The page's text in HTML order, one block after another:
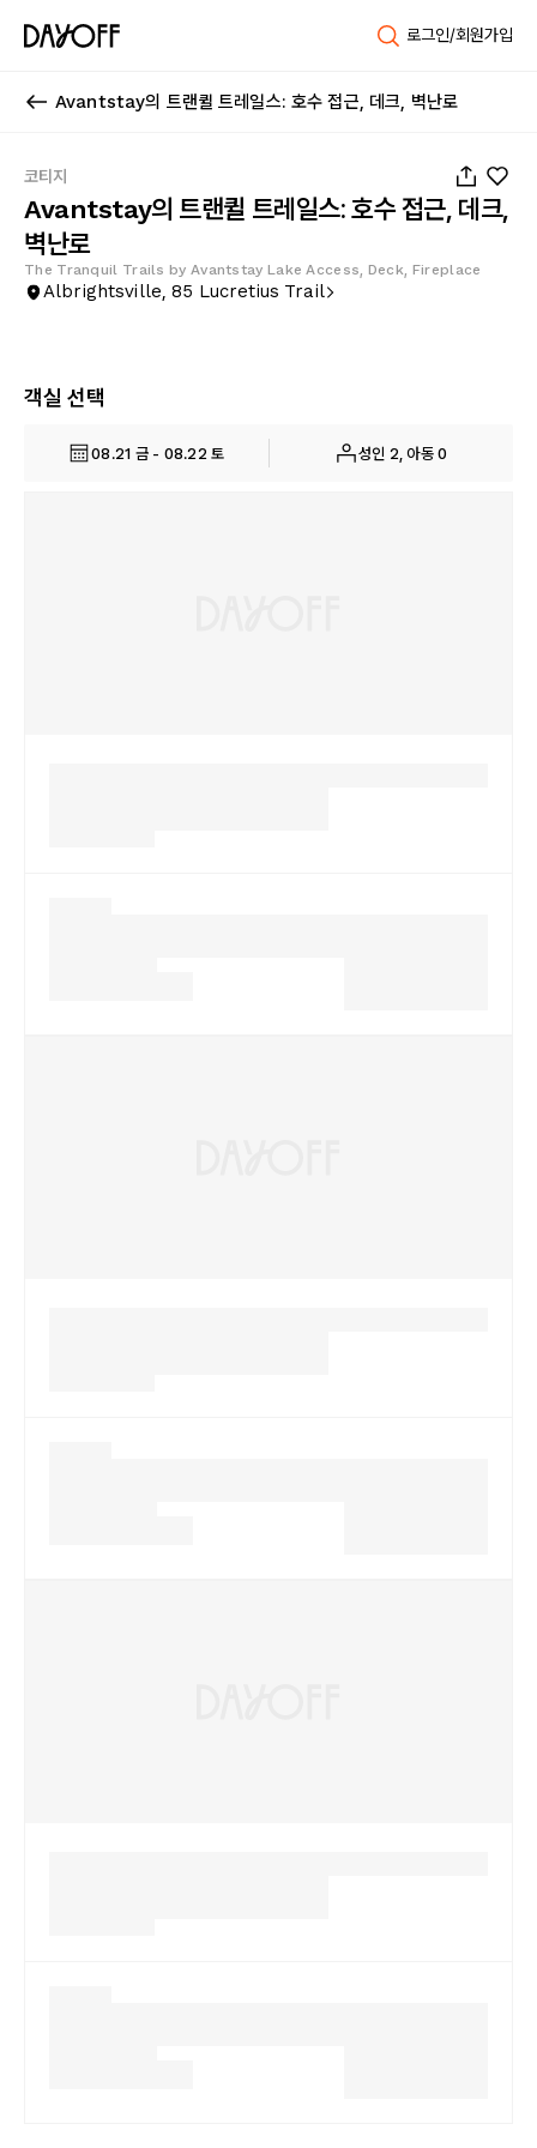
로그인/회원가입
Avantstay의 트랜퀼 트레일스: 호수 접근, 데크, 벽난로
코티지
Avantstay의 트랜퀼 트레일스: 호수 접근, 데크,
벽난로
The Tranquil Trails by Avantstay Lake Access, Deck, Fireplace
Albrightsville, 85 Lucretius Trail
객실 선택
08.21 금 - 08.22 토 성인 2, 아동 0